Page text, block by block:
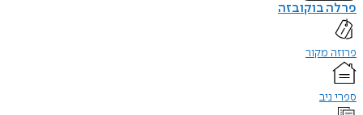
פרלה בוקובזה
פרוזה מקור
ספרי ניב